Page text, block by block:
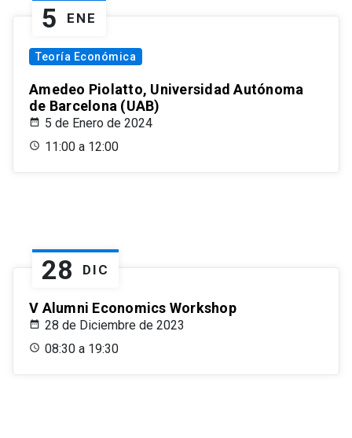
5 ENE
Teoría Económica
Amedeo Piolatto, Universidad Autónoma
de Barcelona (UAB)
5 de Enero de 2024
11:00 a 12:00
28 DIC
V Alumni Economics Workshop
28 de Diciembre de 2023
08:30 a 19:30